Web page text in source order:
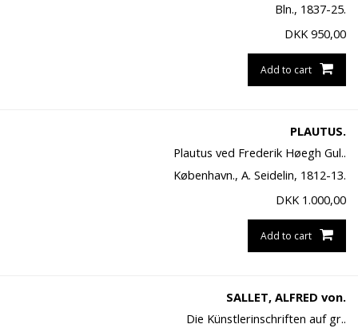
Bln., 1837-25.
DKK 950,00
Add to cart
PLAUTUS.
Plautus ved Frederik Høegh Gul..
København., A. Seidelin, 1812-13.
DKK 1.000,00
Add to cart
SALLET, ALFRED von.
Die Künstlerinschriften auf gr..